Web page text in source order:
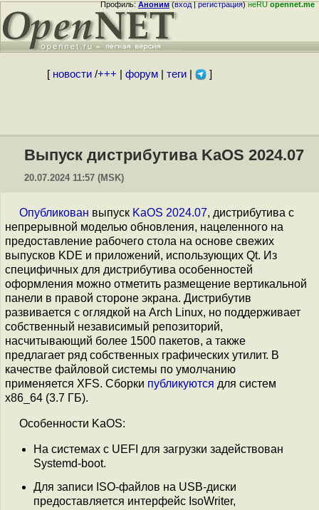
Профиль:Аноним(вход|регистрация)неRUopennet.me
[ новости/+++ форум| теги| ]
Выпуск дистрибутива KaOS 2024.07
20.07.2024 11:57 (MSK)
Опубликован выпуск KaOS 2024.07, дистрибутива с
непрерывной моделью обновления, нацеленного на
предоставление рабочего стола на основе свежих
выпусков KDE и приложений, использующих Qt. Из
специфичных для дистрибутива особенностей
оформления можно отметить размещение вертикальной
панели в правой стороне экрана. Дистрибутив
развивается с оглядкой на Arch Linux, но поддерживает
собственный независимый репозиторий,
насчитывающий более 1500 пакетов, а также
предлагает ряд собственных графических утилит. В
качестве файловой системы по умолчанию
применяется XFS. Сборки публикуются для систем
x86_64 (3.7 ГБ).
Особенности KaOS:
На системах с UEFI для загрузки задействован
Systemd-boot.
Для записи ISO-файлов на USB-диски
предоставляется интерфейс IsoWriter,